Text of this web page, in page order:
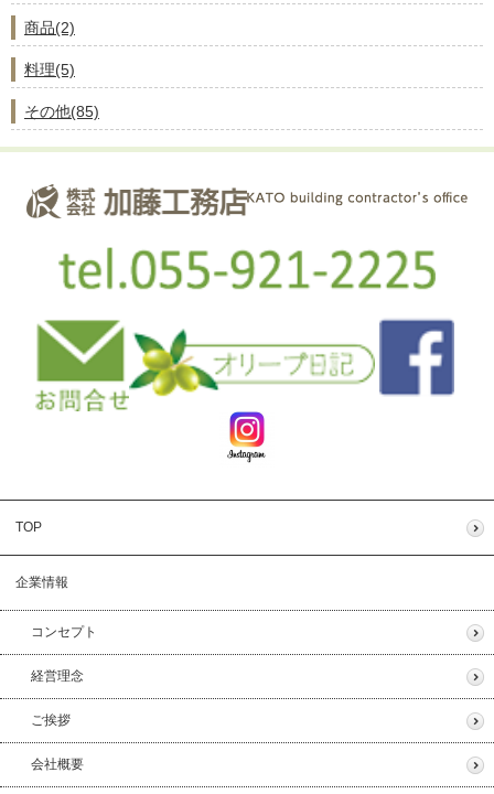
商品(2)
料理(5)
その他(85)
TOP
企業情報
コンセプト
経営理念
ご挨拶
会社概要